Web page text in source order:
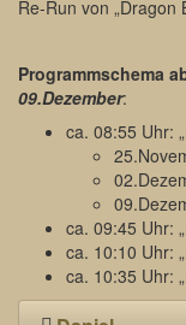
Re-Run von „Dragon
Programmschema
09.Dezember:
ca. 08:55 Uhr:
ca. 09:45 Uhr:
ca. 10:10 Uhr:
ca. 10:35 Uhr: